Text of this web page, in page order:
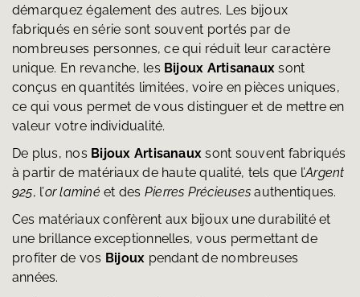
démarquez également des autres. Les bijoux
fabriqués en série sont souvent portés par de
nombreuses personnes, ce qui réduit leur caractère
unique. En revanche, les Bijoux Artisanaux sont
conçus en quantités limitées, voire en pièces uniques,
ce qui vous permet de vous distinguer et de mettre en
valeur votre individualité.
De plus, nos Bijoux Artisanaux sont souvent fabriqués
à partir de matériaux de haute qualité, tels que l’Argent
925, l’or laminé et des Pierres Précieuses authentiques.
Ces matériaux confèrent aux bijoux une durabilité et
une brillance exceptionnelles, vous permettant de
profiter de vos Bijoux pendant de nombreuses
années.